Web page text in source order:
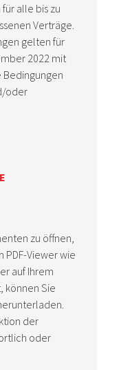
alle bis zu
Verträge.
gelten für
2022 mit
Bedingungen
oder
zu öffnen,
Viewer wie
auf Ihrem
können Sie
der
oder